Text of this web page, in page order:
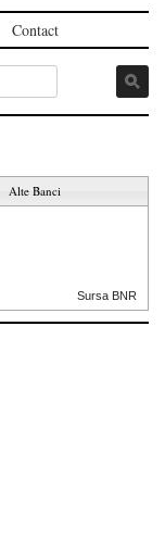
Contact
Alte Banci
Sursa BNR